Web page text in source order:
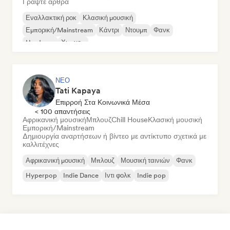
Εναλλακτική ροκ
Κλασική μουσική
Εμπορική/Mainstream
Κάντρι Ντουμπ
Φανκ
Hardcore
Χιπ-χοπ
ΝΈΟ
Tati Kapaya
Επιρροή Στα Κοινωνικά Μέσα
< 100 απαντήσεις
Αφρικανική μουσικήΜπλουζChill HouseΚλασική μουσική
Εμπορική/Mainstream
Δημιουργία αναρτήσεων ή βίντεο με αντίκτυπο σχετικά με
καλλιτέχνες
Αφρικανική μουσική Μπλουζ Μουσική ταινιών
Φανκ
Hyperpop
Indie Dance Ιντι φολκ Indie pop